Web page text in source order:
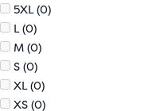
5XL (0)
L (0)
M (0)
S (0)
XL (0)
XS (0)